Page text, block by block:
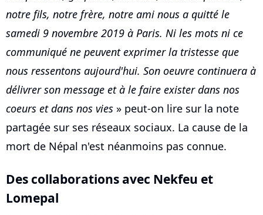
notre fils, notre frère, notre ami nous a quitté le
samedi 9 novembre 2019 à Paris. Ni les mots ni ce
communiqué ne peuvent exprimer la tristesse que
nous ressentons aujourd'hui. Son oeuvre continuera à
délivrer son message et à le faire exister dans nos
coeurs et dans nos vies » peut-on lire sur la note
partagée sur ses réseaux sociaux. La cause de la
mort de Népal n'est néanmoins pas connue.
Des collaborations avec Nekfeu et
Lomepal